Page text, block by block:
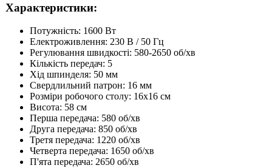
Характеристики:
Потужність: 1600 Вт
Електроживлення: 230 В / 50 Гц
Регулювання швидкості: 580-2650 об/хв
Кількість передач: 5
Хід шпинделя: 50 мм
Свердлильний патрон: 16 мм
Розміри робочого столу: 16x16 см
Висота: 58 см
Перша передача: 580 об/хв
Друга передача: 850 об/хв
Третя передача: 1220 об/хв
Четверта передача: 1650 об/хв
П'ята передача: 2650 об/хв